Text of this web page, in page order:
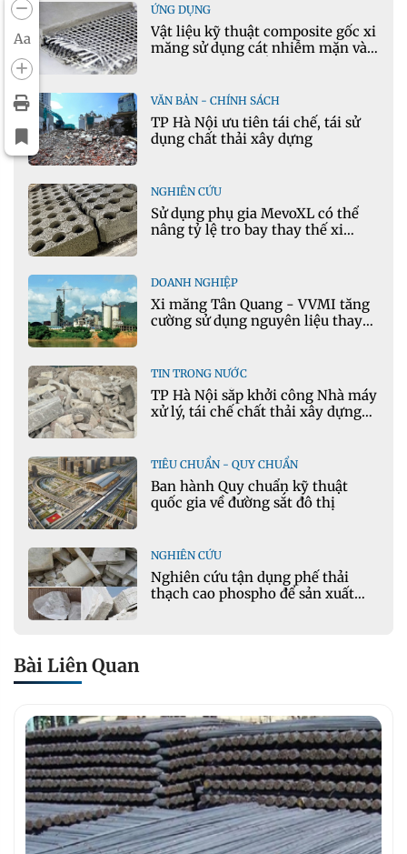
Aa
ỨNG DỤNG
Vật liệu kỹ thuật composite gốc xi
măng sử dụng cát nhiễm mặn và
VĂN BẢN - CHÍNH SÁCH
TP Hà Nội ưu tiên tái chế, tái sử
dụng chất thải xây dựng
NGHIÊN CỨU
Sử dụng phụ gia MevoXL có thể
nâng tỷ lệ tro bay thay thế xi
DOANH NGHIỆP
Xi măng Tân Quang - VVMI tăng
cường sử dụng nguyên liệu thay
TIN TRONG NƯỚC
TP Hà Nội sắp khởi công Nhà máy
xử lý, tái chế chất thải xây dựng
TIÊU CHUẨN - QUY CHUẨN
Ban hành Quy chuẩn kỹ thuật
quốc gia về đường sắt đô thị
NGHIÊN CỨU
Nghiên cứu tận dụng phế thải
thạch cao phospho để sản xuất
Bài Liên Quan